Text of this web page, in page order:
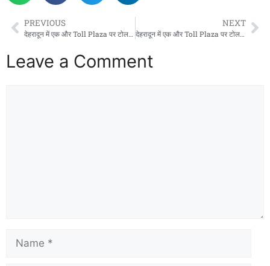
PREVIOUS
देहरादून में एक और Toll Plaza पर टोल वसूली शुरू, स्थानीय लोगों के लिए इतने रुपयों मासिक पास की सुविधा
NEXT
देहरादून में एक और Toll Plaza पर टोल वसूली शुरू, स्थानीय लोगों के लिए इतने रुपयों मासिक पास की सुविधा
Leave a Comment